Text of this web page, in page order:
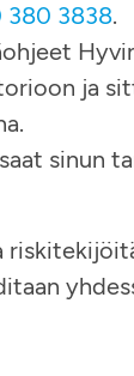
380 3838.
ja
sinun